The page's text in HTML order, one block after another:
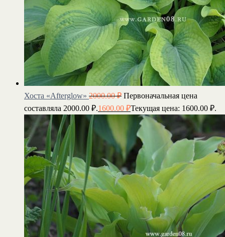
Хоста «Afterglow» 2000.00₽ Первоначальная цена
составляла 2000.00 ₽.1600.00 ₽Текущая цена: 1600.00 ₽.